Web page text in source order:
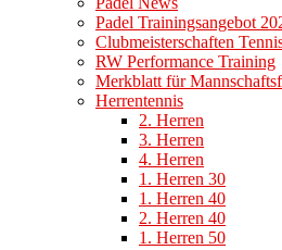
Padel Trainingsangebot
Clubmeisterschaften
RW Performance Training
Merkblatt für
Herrentennis
2. Herren
3. Herren
4. Herren
1. Herren 30
1. Herren 40
2. Herren 40
1. Herren 50